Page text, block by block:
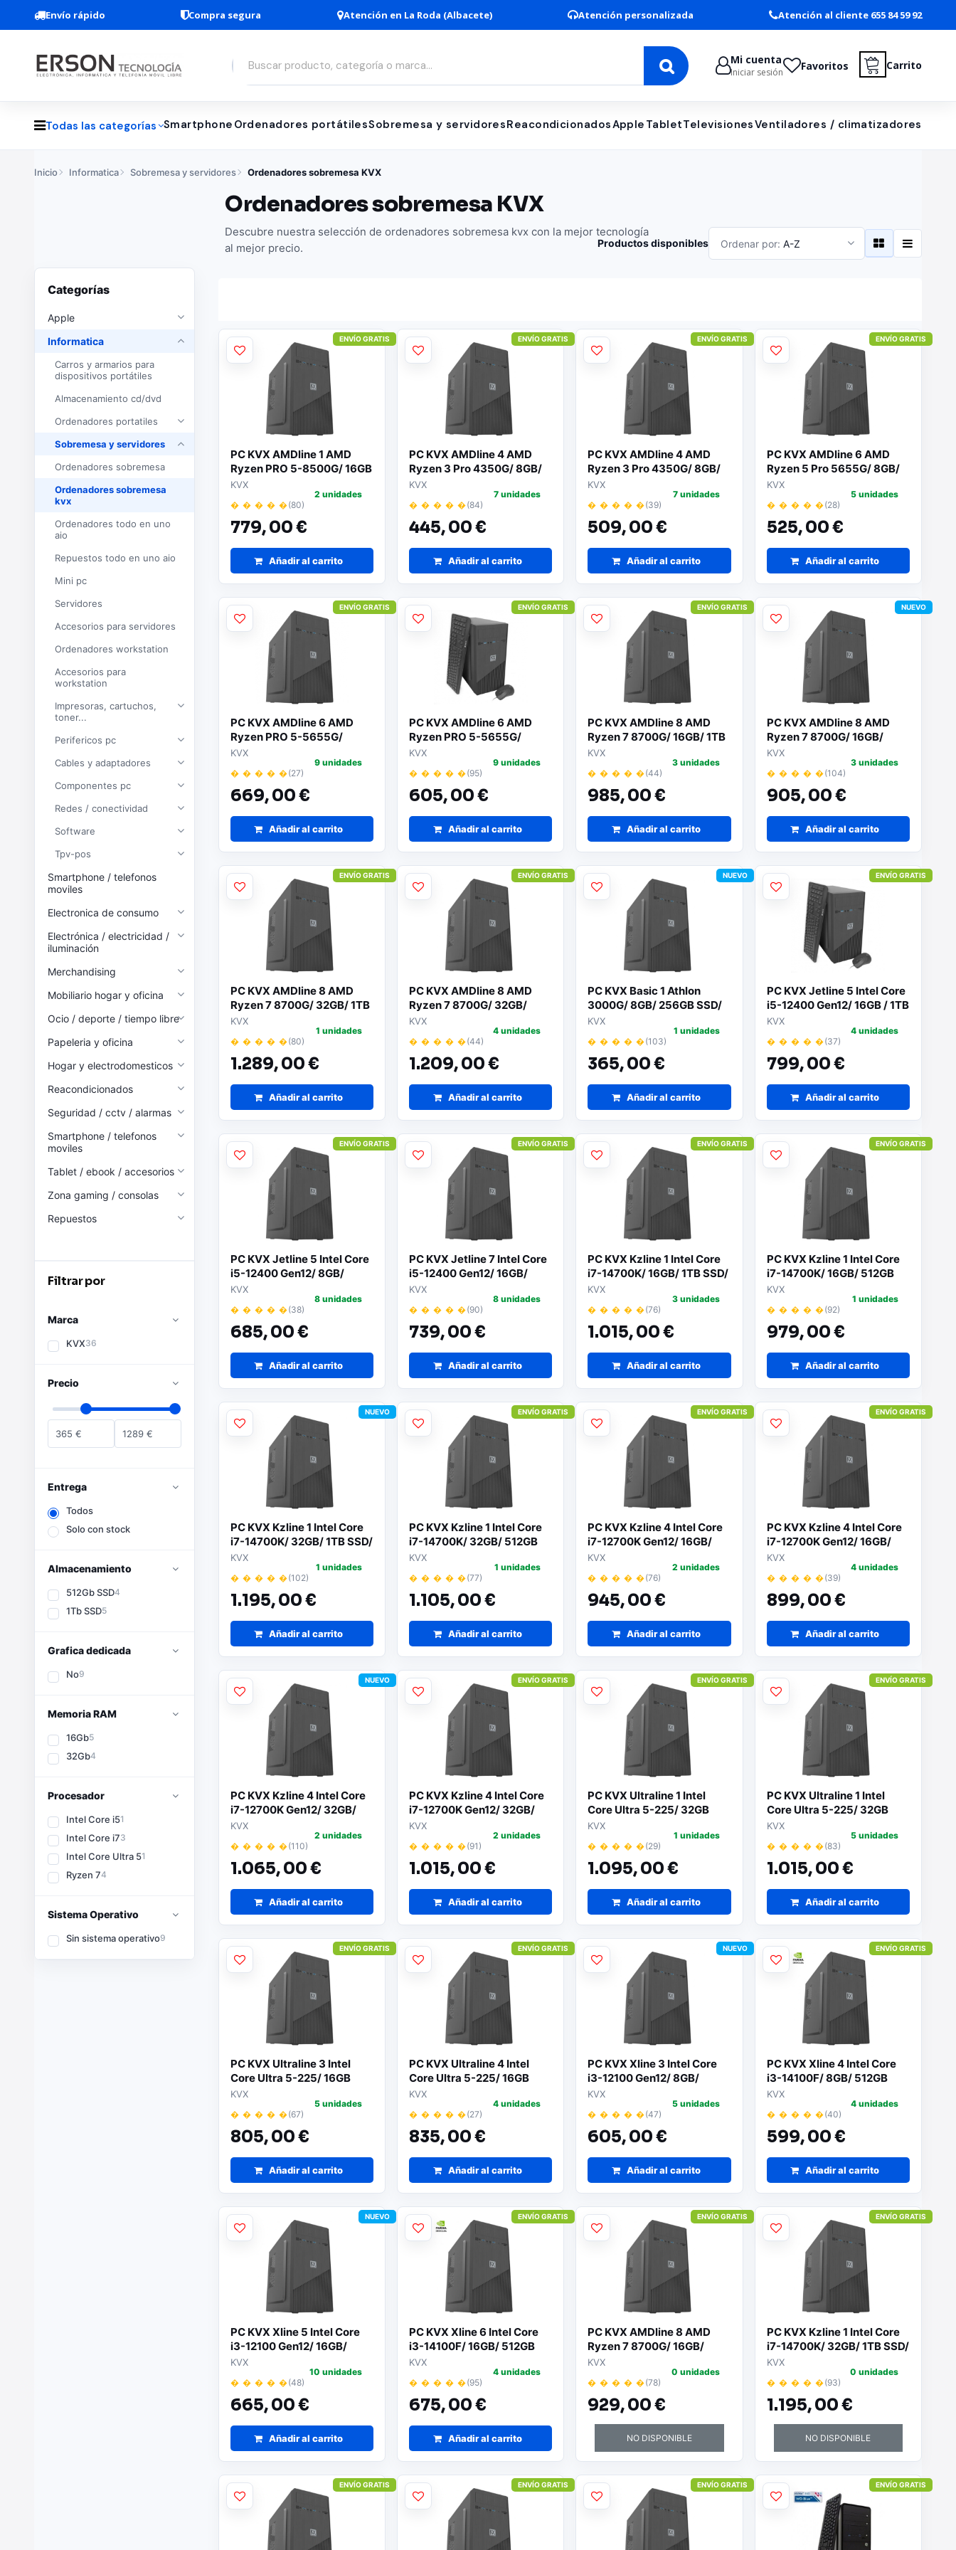
Envío rápido Compra segura Atención en La Roda (Albacete) Atención personalizada Atención al cliente 655 84 59 92
Mi cuenta
Iniciar sesión Favoritos Carrito
Todas las categorías Smartphone Ordenadores portátilesSobremesa y servidoresReacondicionadosApple TabletTelevisionesVentiladores / climatizadores
Inicio Informatica Sobremesa y servidores Ordenadores sobremesa KVX
Ordenadores sobremesa KVX
Descubre nuestra selección de ordenadores sobremesa kvx con la mejor tecnología
al mejor precio.
Categorías
Apple
Informatica
Carros y armarios para
dispositivos portátiles
Almacenamiento cd/dvd
Ordenadores portatiles
Sobremesa y servidores
Ordenadores sobremesa
Ordenadores sobremesa
kvx
Ordenadores todo en uno
aio
Repuestos todo en uno aio
Mini pc
Servidores
Accesorios para servidores
Ordenadores workstation
Accesorios para
workstation
Impresoras, cartuchos,
toner...
Perifericos pc
Cables y adaptadores
Componentes pc
Redes / conectividad
Software
Tpv-pos
Smartphone / telefonos
moviles
Electronica de consumo
Electrónica / electricidad /
iluminación
Merchandising
Mobiliario hogar y oficina
Ocio / deporte / tiempo libre
Papeleria y oficina
Hogar y electrodomesticos
Reacondicionados
Seguridad / cctv / alarmas
Smartphone / telefonos
moviles
Tablet / ebook / accesorios
Zona gaming / consolas
Repuestos
Filtrar por
Marca
KVX36
Precio
365 € 1289 €
Entrega
Todos
Solo con stock
Almacenamiento
512Gb SSD4
1Tb SSD5
Grafica dedicada
No9
Memoria RAM
16Gb5
32Gb4
Procesador
Intel Core i51
Intel Core i73
Intel Core Ultra 51
Ryzen 74
Sistema Operativo
Sin sistema operativo9
Productos disponibles Ordenar por: A-Z
PC KVX AMDline 1 AMD
Ryzen PRO 5-8500G/ 16GB
DDR5/ 1TB SSD/ Sin
Sistema Operativo
KVX
� � � � �(80)
779,00 €
2 unidades
Añadir al carrito
ENVÍO GRATIS
PC KVX AMDline 4 AMD
Ryzen 3 Pro 4350G/ 8GB/
256GB SSD/ Sin Sistema
KVX
� � � � �(84)
445,00 €
7 unidades
Añadir al carrito
ENVÍO GRATIS
PC KVX AMDline 4 AMD
Ryzen 3 Pro 4350G/ 8GB/
512GB SSD/ Sin Sistema
KVX
� � � � �(39)
509,00 €
7 unidades
Añadir al carrito
ENVÍO GRATIS
PC KVX AMDline 6 AMD
Ryzen 5 Pro 5655G/ 8GB/
512GB SSD/ Sin Sistema
KVX
� � � � �(28)
525,00 €
5 unidades
Añadir al carrito
ENVÍO GRATIS
PC KVX AMDline 6 AMD
Ryzen PRO 5-5655G/
16GB/ 1TB SSD/ Sin
Sistema Operativo
KVX
� � � � �(27)
669,00 €
9 unidades
Añadir al carrito
ENVÍO GRATIS
PC KVX AMDline 6 AMD
Ryzen PRO 5-5655G/
16GB/ 512GB SSD/ Sin
Sistema Operativo
KVX
� � � � �(95)
605,00 €
9 unidades
Añadir al carrito
ENVÍO GRATIS
PC KVX AMDline 8 AMD
Ryzen 7 8700G/ 16GB/ 1TB
SSD/ Sin Sistema Operativo
KVX
� � � � �(44)
985,00 €
3 unidades
Añadir al carrito
ENVÍO GRATIS
PC KVX AMDline 8 AMD
Ryzen 7 8700G/ 16GB/
512GB SSD/ Sin Sistema
KVX
� � � � �(104)
905,00 €
3 unidades
Añadir al carrito
NUEVO
PC KVX AMDline 8 AMD
Ryzen 7 8700G/ 32GB/ 1TB
SSD/ Sin Sistema Operativo
KVX
� � � � �(80)
1.289,00 €
1 unidades
Añadir al carrito
ENVÍO GRATIS
PC KVX AMDline 8 AMD
Ryzen 7 8700G/ 32GB/
512GB SSD/ Sin Sistema
KVX
� � � � �(44)
1.209,00 €
4 unidades
Añadir al carrito
ENVÍO GRATIS
PC KVX Basic 1 Athlon
3000G/ 8GB/ 256GB SSD/
Sin Sistema Operativo
KVX
� � � � �(103)
365,00 €
1 unidades
Añadir al carrito
NUEVO
PC KVX Jetline 5 Intel Core
i5-12400 Gen12/ 16GB / 1TB
SSD/ Sin Sistema Operativo
KVX
� � � � �(37)
799,00 €
4 unidades
Añadir al carrito
ENVÍO GRATIS
PC KVX Jetline 5 Intel Core
i5-12400 Gen12/ 8GB/
512GB SSD/ Sin Sistema
KVX
� � � � �(38)
685,00 €
8 unidades
Añadir al carrito
ENVÍO GRATIS
PC KVX Jetline 7 Intel Core
i5-12400 Gen12/ 16GB/
512GB SSD/ Sin Sistema
KVX
� � � � �(90)
739,00 €
8 unidades
Añadir al carrito
ENVÍO GRATIS
PC KVX Kzline 1 Intel Core
i7-14700K/ 16GB/ 1TB SSD/
Sin Sistema Operativo
KVX
� � � � �(76)
1.015,00 €
3 unidades
Añadir al carrito
ENVÍO GRATIS
PC KVX Kzline 1 Intel Core
i7-14700K/ 16GB/ 512GB
SSD/ Sin Sistema Operativo
KVX
� � � � �(92)
979,00 €
1 unidades
Añadir al carrito
ENVÍO GRATIS
PC KVX Kzline 1 Intel Core
i7-14700K/ 32GB/ 1TB SSD/
Sin Sistema Operativo
KVX
� � � � �(102)
1.195,00 €
1 unidades
Añadir al carrito
NUEVO
PC KVX Kzline 1 Intel Core
i7-14700K/ 32GB/ 512GB
SSD/ Sin Sistema Operativo
KVX
� � � � �(77)
1.105,00 €
1 unidades
Añadir al carrito
ENVÍO GRATIS
PC KVX Kzline 4 Intel Core
i7-12700K Gen12/ 16GB/
1TB SSD/ Sin Sistema
KVX
� � � � �(76)
945,00 €
2 unidades
Añadir al carrito
ENVÍO GRATIS
PC KVX Kzline 4 Intel Core
i7-12700K Gen12/ 16GB/
512GB SSD/ Sin Sistema
KVX
� � � � �(39)
899,00 €
4 unidades
Añadir al carrito
ENVÍO GRATIS
PC KVX Kzline 4 Intel Core
i7-12700K Gen12/ 32GB/
1TB SSD/ Sin Sistema
KVX
� � � � �(110)
1.065,00 €
2 unidades
Añadir al carrito
NUEVO
PC KVX Kzline 4 Intel Core
i7-12700K Gen12/ 32GB/
512GB SSD/ Sin Sistema
KVX
� � � � �(91)
1.015,00 €
2 unidades
Añadir al carrito
ENVÍO GRATIS
PC KVX Ultraline 1 Intel
Core Ultra 5-225/ 32GB
DDR5/ 1TB SSD/ Sin
Sistema Operativo
KVX
� � � � �(29)
1.095,00 €
1 unidades
Añadir al carrito
ENVÍO GRATIS
PC KVX Ultraline 1 Intel
Core Ultra 5-225/ 32GB
DDR5/ 512GB SSD/ Sin
Sistema Operativo
KVX
� � � � �(83)
1.015,00 €
5 unidades
Añadir al carrito
ENVÍO GRATIS
PC KVX Ultraline 3 Intel
Core Ultra 5-225/ 16GB
DDR5/ 512GB SSD/ Sin
Sistema Operativo
KVX
� � � � �(67)
805,00 €
5 unidades
Añadir al carrito
ENVÍO GRATIS
PC KVX Ultraline 4 Intel
Core Ultra 5-225/ 16GB
DDR5/ 1TB SSD/ Sin
Sistema Operativo
KVX
� � � � �(27)
835,00 €
4 unidades
Añadir al carrito
ENVÍO GRATIS
PC KVX Xline 3 Intel Core
i3-12100 Gen12/ 8GB/
512GB SSD/ Sin Sistema
KVX
� � � � �(47)
605,00 €
5 unidades
Añadir al carrito
NUEVO
PC KVX Xline 4 Intel Core
i3-14100F/ 8GB/ 512GB
SSD/ GT710 2GB/ Sin
Sistema Operativo
KVX
� � � � �(40)
599,00 €
4 unidades
Añadir al carrito
ENVÍO GRATIS
PC KVX Xline 5 Intel Core
i3-12100 Gen12/ 16GB/
512GB SSD/ Sin Sistema
KVX
� � � � �(48)
665,00 €
10 unidades
Añadir al carrito
NUEVO
PC KVX Xline 6 Intel Core
i3-14100F/ 16GB/ 512GB
SSD/ GT710 2GB/ Sin
Sistema Operativo
KVX
� � � � �(95)
675,00 €
4 unidades
Añadir al carrito
ENVÍO GRATIS
PC KVX AMDline 8 AMD
Ryzen 7 8700G/ 16GB/
512GB SSD/ Sin Sistema
KVX
� � � � �(78)
929,00 €
0 unidades
NO DISPONIBLE
ENVÍO GRATIS
PC KVX Kzline 1 Intel Core
i7-14700K/ 32GB/ 1TB SSD/
Sin Sistema Operativo
KVX
� � � � �(93)
1.195,00 €
0 unidades
NO DISPONIBLE
ENVÍO GRATIS
ENVÍO GRATIS ENVÍO GRATIS ENVÍO GRATIS ENVÍO GRATIS